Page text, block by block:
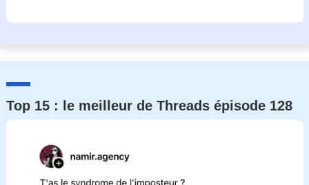
Top 15 : le meilleur de Threads épisode 128